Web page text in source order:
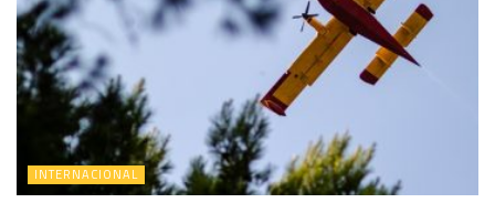
INTERNACIONAL